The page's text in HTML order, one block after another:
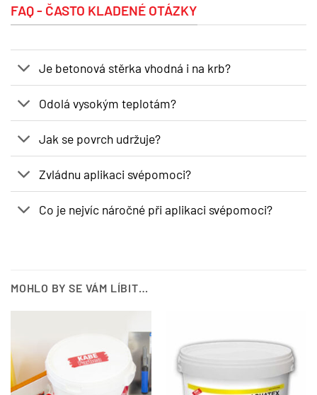
FAQ - ČASTO KLADENÉ OTÁZKY
Je betonová stěrka vhodná i na krb?
Odolá vysokým teplotám?
Jak se povrch udržuje?
Zvládnu aplikaci svépomoci?
Co je nejvíc náročné při aplikaci svépomoci?
MOHLO BY SE VÁM LÍBIT…